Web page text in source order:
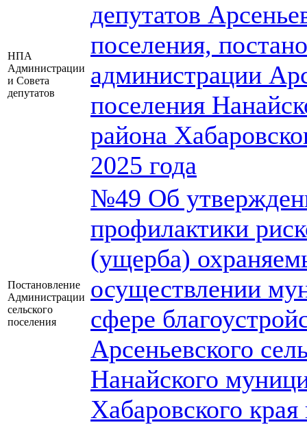
НПА
Администрации
и Совета
депутатов
депутатов
поселения,
администрации
поселения
района
2025 года
Постановление
Администрации
сельского
поселения
№49 Об
профилактики
(ущерба)
осуществлении
сфере
Арсеньевского
Нанайского
Хабаровского